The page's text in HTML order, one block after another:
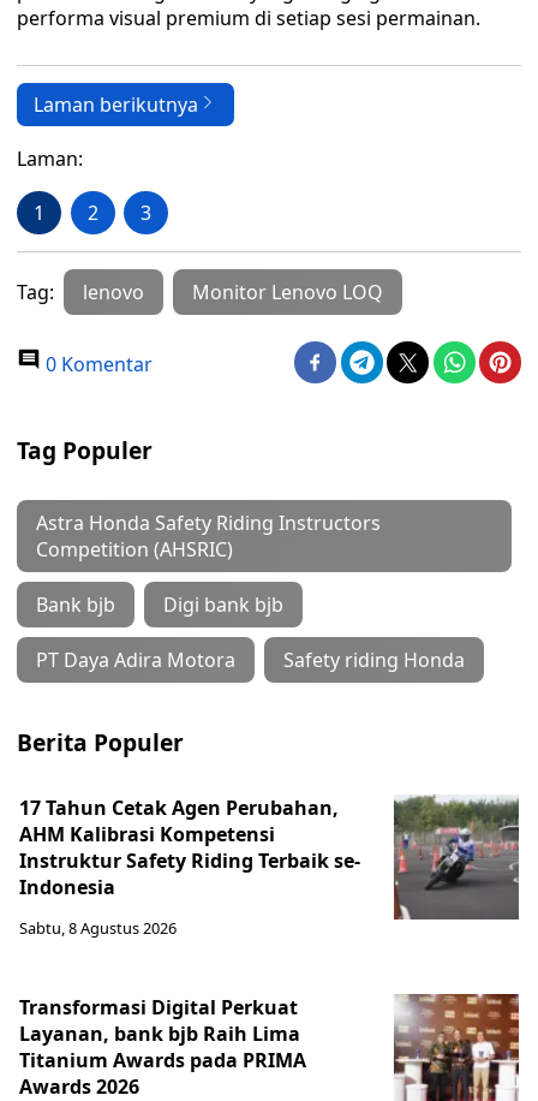
performa visual premium di setiap sesi permainan.
Laman berikutnya
Laman:
1 2 3
Tag: lenovo Monitor Lenovo LOQ
0 Komentar
Tag Populer
Astra Honda Safety Riding Instructors
Competition (AHSRIC)
Bank bjb Digi bank bjb
PT Daya Adira Motora Safety riding Honda
Berita Populer
17 Tahun Cetak Agen Perubahan,
AHM Kalibrasi Kompetensi
Instruktur Safety Riding Terbaik se-
Indonesia
Sabtu, 8 Agustus 2026
Transformasi Digital Perkuat
Layanan, bank bjb Raih Lima
Titanium Awards pada PRIMA
Awards 2026